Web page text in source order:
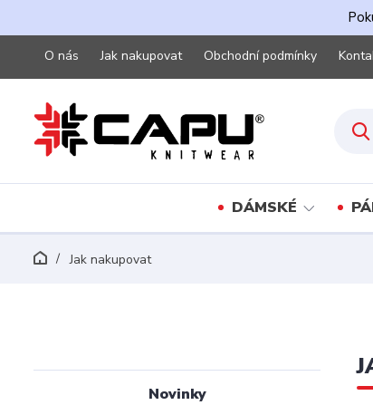
O nás Jak nakupovat Obchodní podmínky
DÁMSKÉ
Jak nakupovat
Novinky